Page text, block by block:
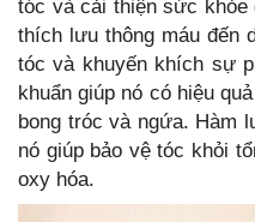
tóc và cải thiện sức
thích lưu thông máu đến
tóc và khuyến khích sự
khuẩn giúp nó có hiệu
bong tróc và ngứa. Hàm
nó giúp bảo vệ tóc khỏi
oxy hóa.